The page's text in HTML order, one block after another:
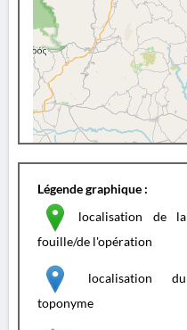
Légende graphique :
localisation de la
fouille/de l'opération
localisation du
toponyme